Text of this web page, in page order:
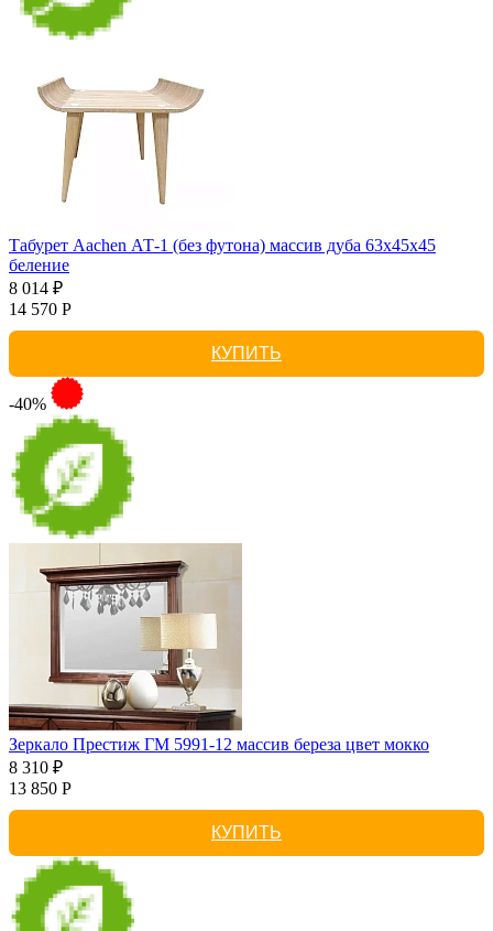
Табурет Aachen АТ-1 (без футона) массив дуба 63х45х45
беление
8 014 ₽
14 570 Р
КУПИТЬ
-40%
Зеркало Престиж ГМ 5991-12 массив береза цвет мокко
8 310 ₽
13 850 Р
КУПИТЬ